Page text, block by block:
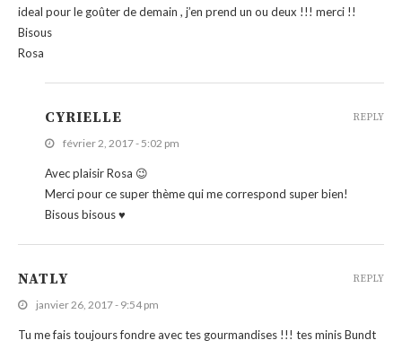
ideal pour le goûter de demain , j’en prend un ou deux !!! merci !!
Bisous
Rosa
CYRIELLE
février 2, 2017 - 5:02 pm
Avec plaisir Rosa 😉
Merci pour ce super thème qui me correspond super bien!
Bisous bisous ♥
REPLY
NATLY
janvier 26, 2017 - 9:54 pm
Tu me fais toujours fondre avec tes gourmandises !!! tes minis Bundt
REPLY